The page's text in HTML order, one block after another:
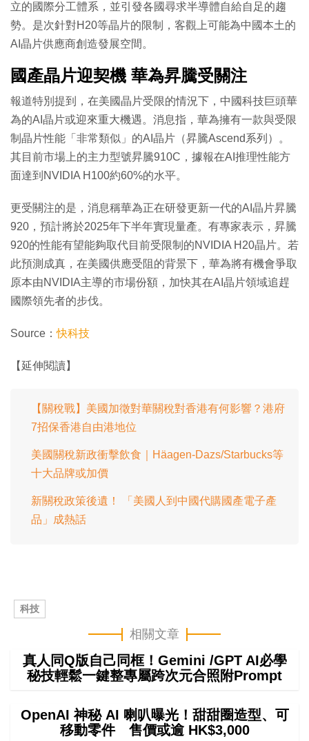
立的國際分工體系，並引發各國尋求半導體自給自足的趨
勢。是次針對H20等晶片的限制，客觀上可能為中國本土的
AI晶片供應商創造發展空間。
國產晶片迎契機 華為昇騰受關注
報道特別提到，在美國晶片受限的情況下，中國科技巨頭華
為的AI晶片或迎來重大機遇。消息指，華為擁有一款與受限
制晶片性能「非常類似」的AI晶片（昇騰Ascend系列）。
其目前市場上的主力型號昇騰910C，據報在AI推理性能方
面達到NVIDIA H100約60%的水平。
更受關注的是，消息稱華為正在研發更新一代的AI晶片昇騰
920，預計將於2025年下半年實現量產。有專家表示，昇騰
920的性能有望能夠取代目前受限制的NVIDIA H20晶片。若
此預測成真，在美國供應受阻的背景下，華為將有機會爭取
原本由NVIDIA主導的市場份額，加快其在AI晶片領域追趕
國際領先者的步伐。
Source：快科技
【延伸閱讀】
【關稅戰】美國加徵對華關稅對香港有何影響？港府
7招保香港自由港地位
美國關稅新政衝擊飲食｜Häagen-Dazs/Starbucks等
十大品牌或加價
新關稅政策後遺！ 「美國人到中國代購國產電子產
品」成熱話
科技
相關文章
真人同Q版自己同框！Gemini /GPT AI必學
秘技輕鬆一鍵整專屬跨次元合照附Prompt
OpenAI 神秘 AI 喇叭曝光！甜甜圈造型、可
移動零件 售價或逾 HK$3,000